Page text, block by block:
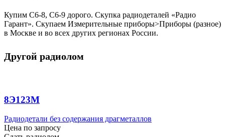
Купим C6-8, C6-9 дорого. Скупка радиодеталей «Радио
Гарант». Скупаем Измерительные приборы>Приборы (разное)
в Москве и во всех других регионах России.
Другой радиолом
8Э123М
Радиодетали без содержания драгметаллов
Цена по запросу